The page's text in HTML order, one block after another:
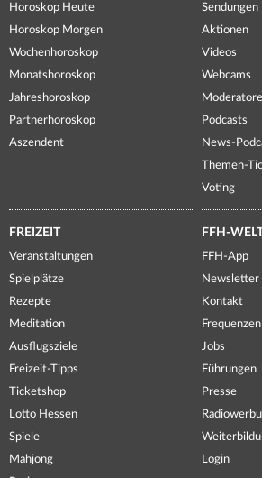
Horoskop Heute
Horoskop Morgen
Wochenhoroskop
Monatshoroskop
Jahreshoroskop
Partnerhoroskop
Aszendent
Sendungen
Aktionen
Videos
Webcams
Podcasts
News-
Themen-
Voting
FREIZEIT
Veranstaltungen
Spielplätze
Rezepte
Meditation
Ausflugsziele
Freizeit-Tipps
Ticketshop
Lotto Hessen
Spiele
Mahjong
FFH-
FFH-App
Newsletter
Kontakt
Frequenzen
Jobs
Führungen
Presse
Login